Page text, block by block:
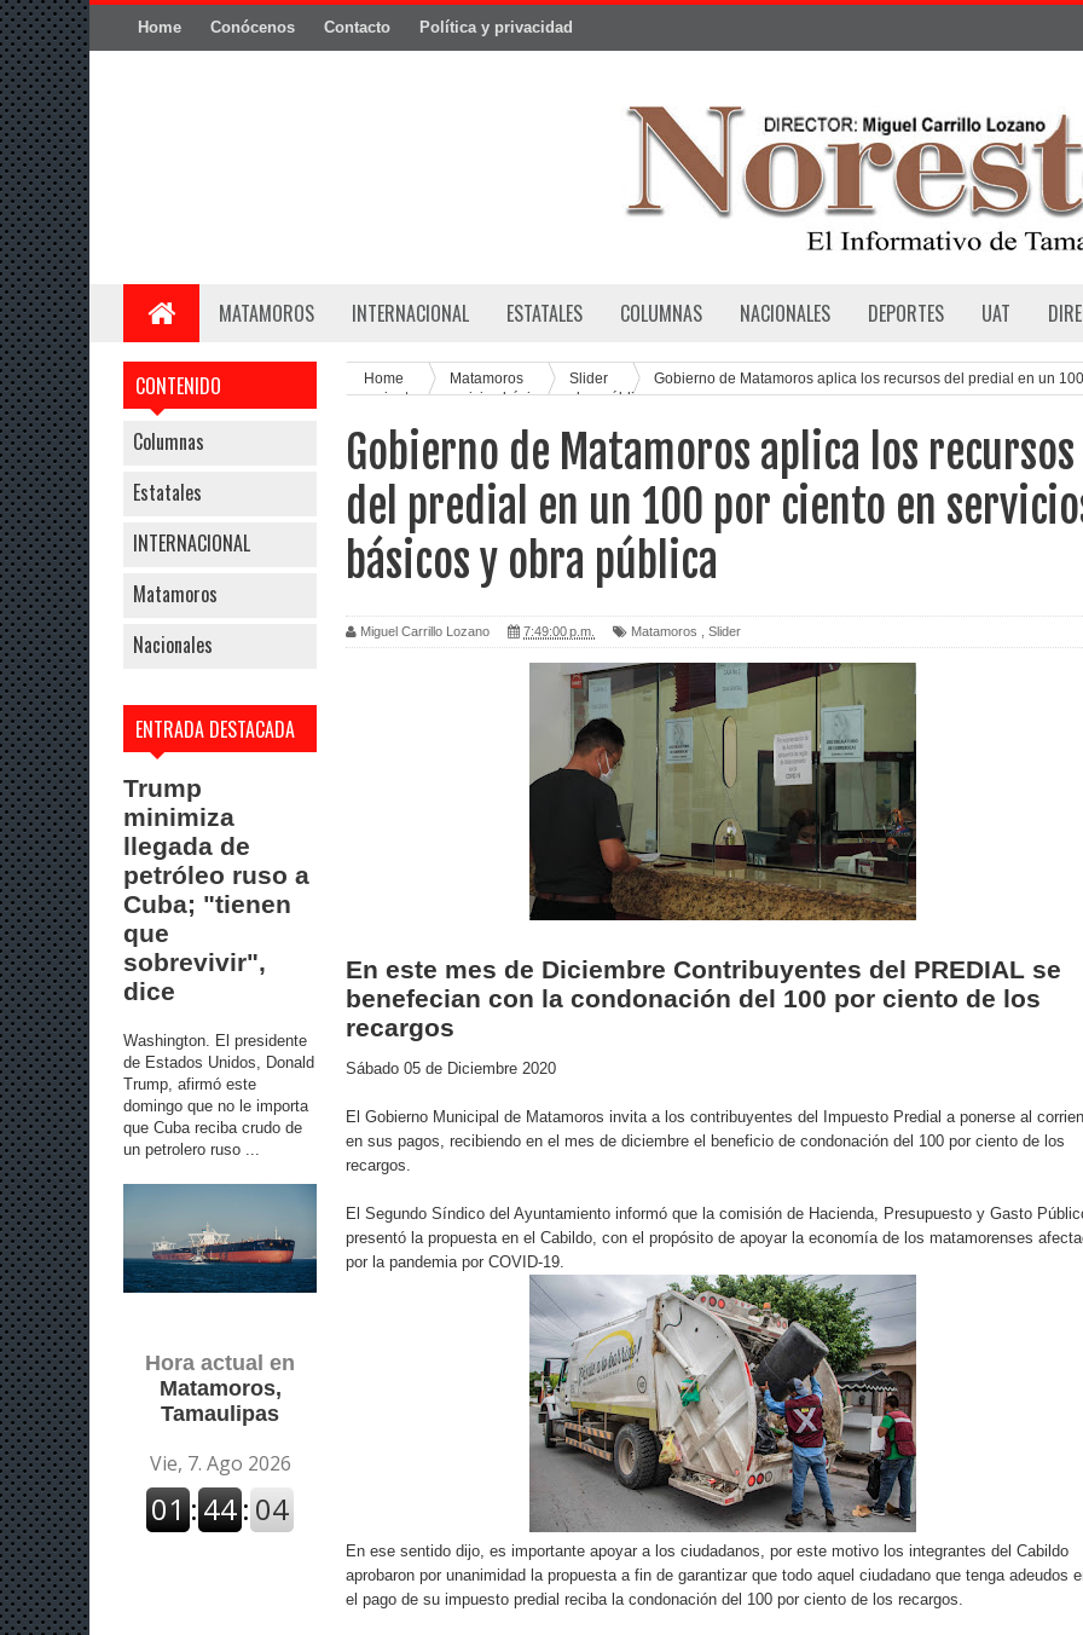
Home Conócenos Contacto Política y privacidad
MATAMOROS INTERNACIONAL ESTATALES COLUMNAS NACIONALES DEPORTES UAT
CONTENIDO
Columnas
Estatales
INTERNACIONAL
Matamoros
Nacionales
ENTRADA DESTACADA
Trump
minimiza
llegada de
petróleo ruso a
Cuba; "tienen
que
sobrevivir",
dice
Washington. El presidente
de Estados Unidos, Donald
Trump, afirmó este
domingo que no le importa
que Cuba reciba crudo de
un petrolero ruso ...
Hora actual en
Matamoros,
Tamaulipas
Home Matamoros Slider
Gobierno de Matamoros aplica los recursos del predial en un 100
por ciento en servicios básicos y obra pública
Gobierno de Matamoros aplica los recursos
del predial en un 100 por ciento en
básicos y obra pública
Miguel Carrillo Lozano 7:49:00 p.m. Matamoros Slider
En este mes de Diciembre Contribuyentes del PREDIAL se
benefecian con la condonación del 100 por ciento de los
recargos
Sábado 05 de Diciembre 2020
El Gobierno Municipal de Matamoros invita a los contribuyentes del Impuesto Predial a ponerse al
en sus pagos, recibiendo en el mes de diciembre el beneficio de condonación del 100 por ciento de los
recargos.
El Segundo Síndico del Ayuntamiento informó que la comisión de Hacienda, Presupuesto y Gasto
presentó la propuesta en el Cabildo, con el propósito de apoyar la economía de los matamorenses
por la pandemia por COVID-19.
En ese sentido dijo, es importante apoyar a los ciudadanos, por este motivo los integrantes del Cabildo
aprobaron por unanimidad la propuesta a fin de garantizar que todo aquel ciudadano que tenga adeudos
el pago de su impuesto predial reciba la condonación del 100 por ciento de los recargos.